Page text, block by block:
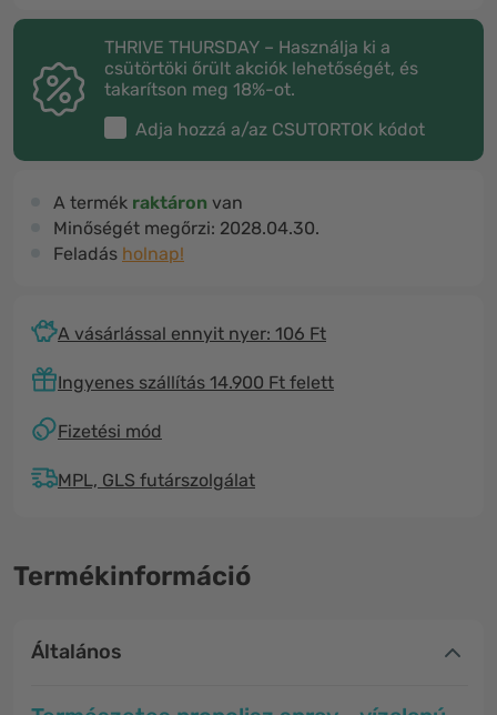
THRIVE THURSDAY – Használja ki a
csütörtöki őrült akciók lehetőségét, és
takarítson meg 18%-ot.
Adja hozzá a/az CSUTORTOK kódot
A termék raktáron van
Minőségét megőrzi: 2028.04.30.
Feladás holnap!
A vásárlással ennyit nyer: 106 Ft
Ingyenes szállítás 14.900 Ft felett
Fizetési mód
MPL, GLS futárszolgálat
Termékinformáció
Általános